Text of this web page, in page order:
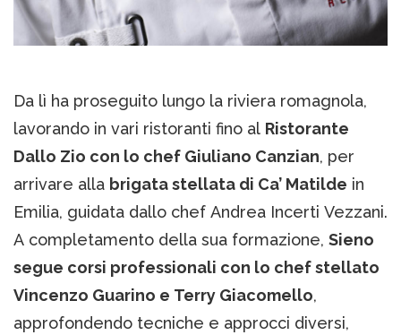
Da lì ha proseguito lungo la riviera romagnola,
lavorando in vari ristoranti fino al Ristorante
Dallo Zio con lo chef Giuliano Canzian, per
arrivare alla brigata stellata di Ca’ Matilde in
Emilia, guidata dallo chef Andrea Incerti Vezzani.
A completamento della sua formazione, Sieno
segue corsi professionali con lo chef stellato
Vincenzo Guarino e Terry Giacomello,
approfondendo tecniche e approcci diversi,